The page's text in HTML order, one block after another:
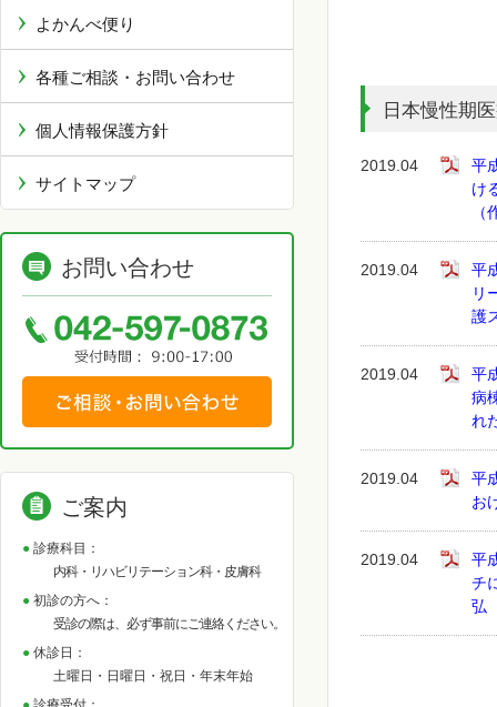
日本慢性期
2019.04
平
け
2019.04
平
リ
護
2019.04
平
病
れ
2019.04
平
お
2019.04
平
チ
弘
よかんべ便り
各種ご相談・お問い合わせ
個人情報保護方針
サイトマップ
お問い合わせ
ご案内
診療科目：
内科・リハビリテーション科・皮膚科
初診の方へ：
受診の際は、必ず事前にご連絡ください。
休診日：
土曜日・日曜日・祝日・年末年始